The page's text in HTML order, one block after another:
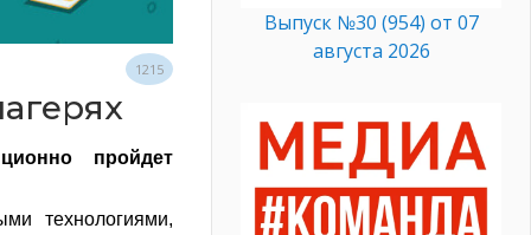
1215
пройдет
технологиями,
Выпуск №30 (954) от 07
августа 2026